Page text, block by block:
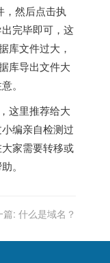
，然后点击执
完毕即可，这
库文件过大，
库导出文件大
。
这里推荐给大
编亲自检测过
家需要转移或
。
篇: 什么是域名？